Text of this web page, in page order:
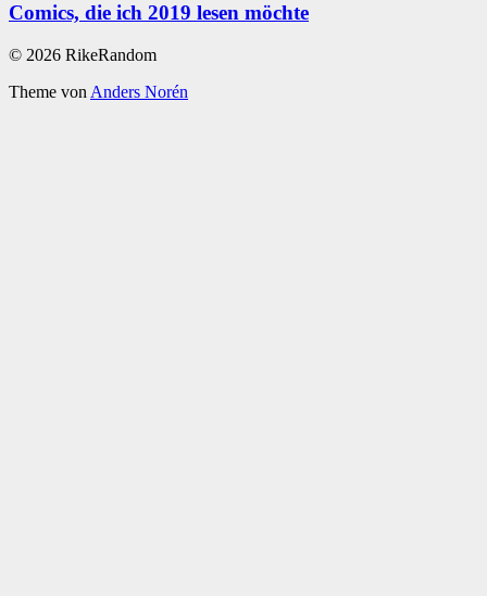
Comics, die ich 2019 lesen möchte
© 2026 RikeRandom
Theme von Anders Norén